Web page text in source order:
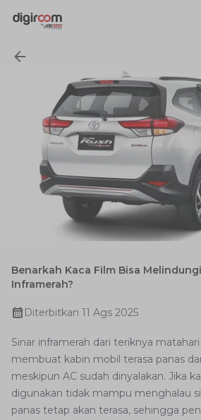
Benarkah Kaca Film Bisa
Inframerah?
Diterbitkan 11 Ags 2025
Sinar inframerah dari teriknya
membuat kabin mobil terasa panas
meskipun AC sudah dinyalakan. Jika
digunakan tidak mampu menghalau
panas tetap akan terasa, sehingga